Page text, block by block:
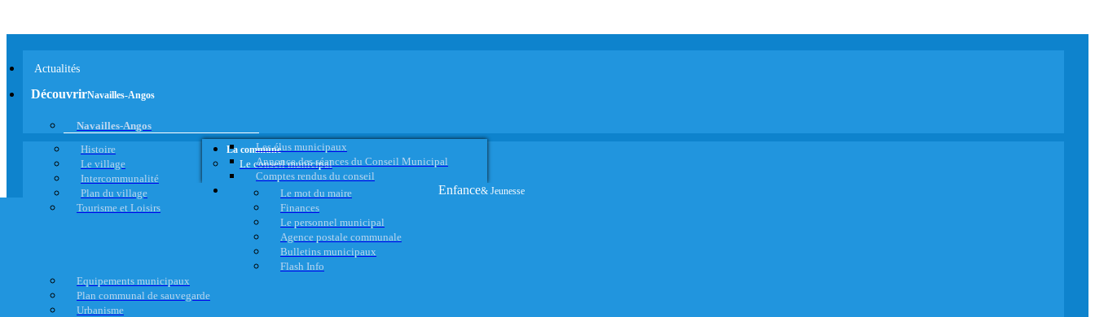
Actualités
DécouvrirNavailles-Angos
Navailles-Angos
Histoire
Le village
Intercommunalité
Plan du village
Tourisme et Loisirs
La commune
Le conseil municipal
Les élus municipaux
Annonce des séances du Conseil Municipal
Comptes rendus du conseil
Le mot du maire
Finances
Le personnel municipal
Agence postale communale
Bulletins municipaux
Flash Info
Equipements municipaux
Plan communal de sauvegarde
Urbanisme
Enfance& Jeunesse